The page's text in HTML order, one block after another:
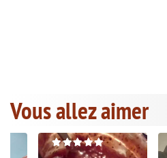
Vous allez aimer